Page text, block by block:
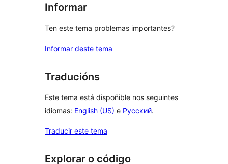
Informar
Ten este tema problemas importantes?
Informar deste tema
Traducións
Este tema está dispoñible nos seguintes
idiomas: English (US) e Русский.
Traducir este tema
Explorar o código